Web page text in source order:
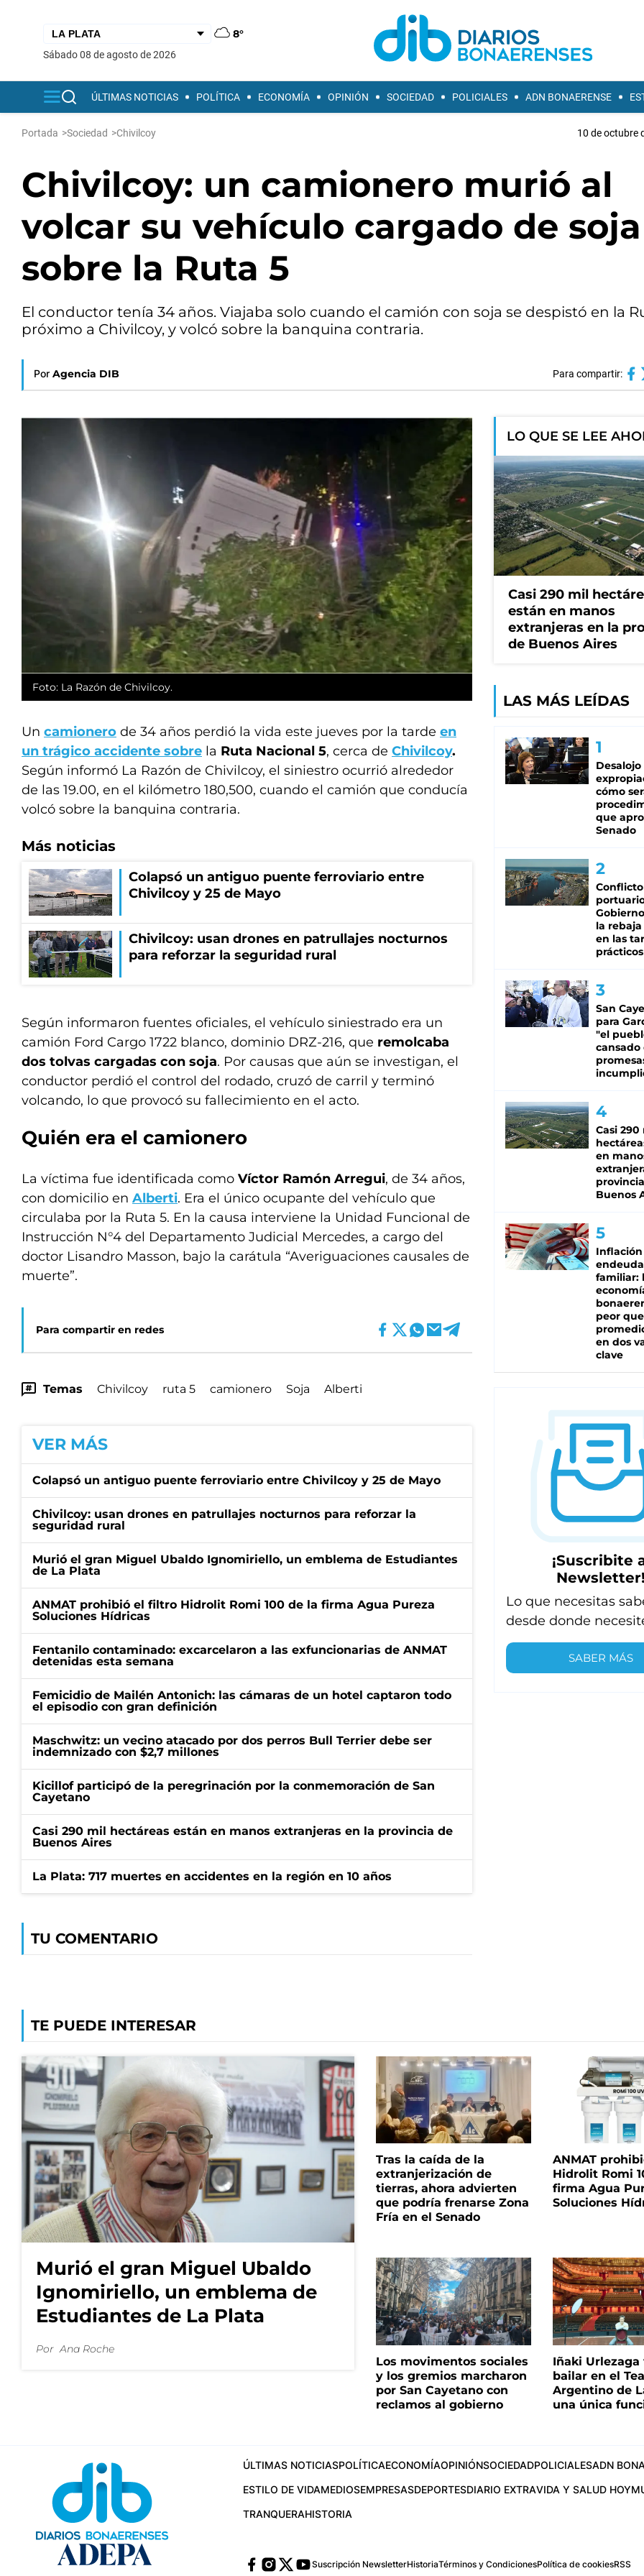
8°
sábado 08 de agosto de 2026
ÚLTIMAS NOTICIAS POLÍTICA ECONOMÍA OPINIÓN SOCIEDAD POLICIALES ADN BONAERENSE
Portada >Sociedad >Chivilcoy 10 de octubre
Chivilcoy: un camionero murió al
volcar su vehículo cargado de soja
sobre la Ruta 5
El conductor tenía 34 años. Viajaba solo cuando el camión con soja se despistó en la
próximo a Chivilcoy, y volcó sobre la banquina contraria.
Por Agencia DIB Para compartir:
Foto: La Razón de Chivilcoy.
Un camionero de 34 años perdió la vida este jueves por la tarde en
un trágico accidente sobre la Ruta Nacional 5, cerca de Chivilcoy.
Según informó La Razón de Chivilcoy, el siniestro ocurrió alrededor
de las 19.00, en el kilómetro 180,500, cuando el camión que conducía
volcó sobre la banquina contraria.
Más noticias
Colapsó un antiguo puente ferroviario entre
Chivilcoy y 25 de Mayo
Chivilcoy: usan drones en patrullajes nocturnos
para reforzar la seguridad rural
Según informaron fuentes oficiales, el vehículo siniestrado era un
camión Ford Cargo 1722 blanco, dominio DRZ-216, que remolcaba
dos tolvas cargadas con soja. Por causas que aún se investigan, el
conductor perdió el control del rodado, cruzó de carril y terminó
volcando, lo que provocó su fallecimiento en el acto.
Quién era el camionero
La víctima fue identificada como Víctor Ramón Arregui, de 34 años,
con domicilio en Alberti. Era el único ocupante del vehículo que
circulaba por la Ruta 5. En la causa interviene la Unidad Funcional de
Instrucción N°4 del Departamento Judicial Mercedes, a cargo del
doctor Lisandro Masson, bajo la carátula “Averiguaciones causales de
muerte”.
Para compartir en redes
Temas Chivilcoy ruta 5 camionero Soja Alberti
VER MÁS
Colapsó un antiguo puente ferroviario entre Chivilcoy y 25 de Mayo
Chivilcoy: usan drones en patrullajes nocturnos para reforzar la
seguridad rural
Murió el gran Miguel Ubaldo Ignomiriello, un emblema de Estudiantes
de La Plata
ANMAT prohibió el filtro Hidrolit Romi 100 de la firma Agua Pureza
Soluciones Hídricas
Fentanilo contaminado: excarcelaron a las exfuncionarias de ANMAT
detenidas esta semana
Femicidio de Mailén Antonich: las cámaras de un hotel captaron todo
el episodio con gran definición
Maschwitz: un vecino atacado por dos perros Bull Terrier debe ser
indemnizado con $2,7 millones
Kicillof participó de la peregrinación por la conmemoración de San
Cayetano
Casi 290 mil hectáreas están en manos extranjeras en la provincia de
Buenos Aires
La Plata: 717 muertes en accidentes en la región en 10 años
TU COMENTARIO
LO QUE SE LEE
Casi 290 mil
están en manos
extranjeras en la
de Buenos Aires
LAS MÁS LEÍDAS
cómo
que
Senado
Conflicto
la rebaja
en las
prácticos
San
para
"el
cansado
Casi 290
en
Buenos
Inflación
familiar:
peor
en dos
clave
¡Suscribite
Lo que necesitas
desde donde
SABER MÁS
TE PUEDE INTERESAR
Murió el gran Miguel Ubaldo
Ignomiriello, un emblema de
Estudiantes de La Plata
Por Ana Roche
Tras la caída de la
extranjerización de
tierras, ahora advierten
que podría frenarse Zona
Fría en el Senado
ANMAT
Hidrolit Romi
firma Agua
Soluciones
Los movimentos sociales
y los gremios marcharon
por San Cayetano con
reclamos al gobierno
Iñaki Urlezaga
bailar en el
Argentino de
una única
ÚLTIMAS NOTICIASPOLÍTICAECONOMÍAOPINIÓNSOCIEDADPOLICIALESADN
ESTILO DE VIDAMEDIOSEMPRESASDEPORTESDIARIO EXTRAVIDA Y SALUD HOY
TRANQUERAHISTORIA
Suscripción NewsletterHistoriaTérminos y CondicionesPolítica de cookiesRSS